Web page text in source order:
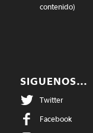
contenido)
SIGUENOS…
Twitter
Facebook